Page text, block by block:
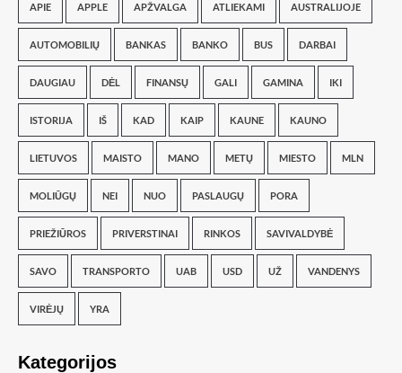
APIE APPLE APŽVALGA ATLIEKAMI AUSTRALIJOJE
AUTOMOBILIŲ BANKAS BANKO BUS DARBAI
DAUGIAU DĖL FINANSŲ GALI GAMINA IKI
ISTORIJA IŠ KAD KAIP KAUNE KAUNO
LIETUVOS MAISTO MANO METŲ MIESTO MLN
MOLIŪGŲ NEI NUO PASLAUGŲ PORA
PRIEŽIŪROS PRIVERSTINAI RINKOS SAVIVALDYBĖ
SAVO TRANSPORTO UAB USD UŽ VANDENYS
VIRĖJŲ YRA
Kategorijos